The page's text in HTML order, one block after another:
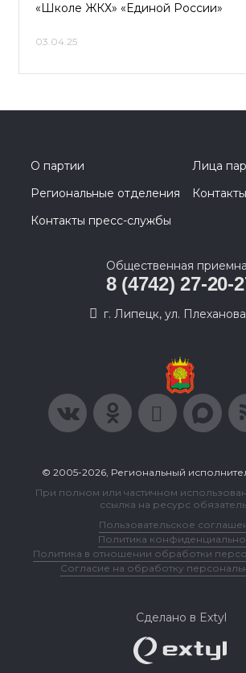
«Школе ЖКХ» «Единой России»
03.04.25
О партии
Лица
Региональные отделения
Контакты пресс-службы
Общественная
8 (4742) 27-20-
г. Липецк, ул.
© 2005-2026, Региональный
При полном или частичном
ссылка на ресурс
Пользовательское
Политика
Политика в отношении обработки
Согласие на обработку
Сделано в Extyl